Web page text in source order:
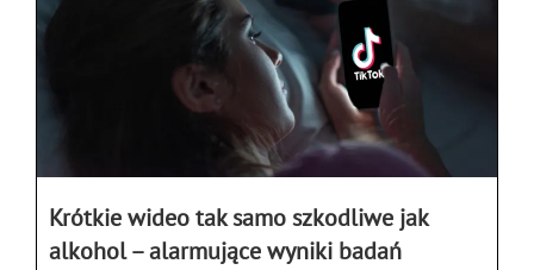
Krótkie wideo tak samo szkodliwe jak
alkohol – alarmujące wyniki badań